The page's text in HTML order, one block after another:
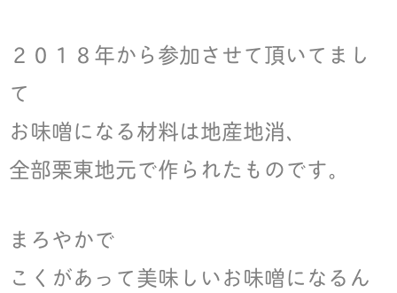
２０１８年から参加させて頂いてまし
て
お味噌になる材料は地産地消、
全部栗東地元で作られたものです。
まろやかで
こくがあって美味しいお味噌になるん